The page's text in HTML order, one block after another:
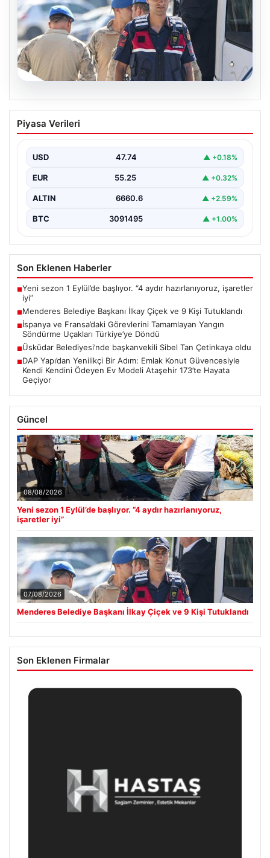
07.08.2026
Menderes Belediye Başkanı İlkay Çiçek
ve 9 Kişi Tutuklandı
Çiçek'in de aralarında bulunduğu isimlere yönelik
yürütülen kapsamlı…
Piyasa Verileri
USD 47.74 ▲ +0.18%
EUR 55.25 ▲ +0.32%
ALTIN 6660.6 ▲ +2.59%
BTC 3091495 ▲ +1.00%
Son Eklenen Haberler
■Yeni sezon 1 Eylül’de başlıyor. “4 aydır hazırlanıyoruz, işaretler
iyi”
■Menderes Belediye Başkanı İlkay Çiçek ve 9 Kişi Tutuklandı
■İspanya ve Fransa’daki Görevlerini Tamamlayan Yangın
Söndürme Uçakları Türkiye’ye Döndü
■Üsküdar Belediyesi’nde başkanvekili Sibel Tan Çetinkaya oldu
■DAP Yapı’dan Yenilikçi Bir Adım: Emlak Konut Güvencesiyle
Kendi Kendini Ödeyen Ev Modeli Ataşehir 173’te Hayata
Geçiyor
Güncel
08/08/2026
Yeni sezon 1 Eylül’de başlıyor. “4 aydır hazırlanıyoruz,
işaretler iyi”
07/08/2026
Menderes Belediye Başkanı İlkay Çiçek ve 9 Kişi Tutuklandı
Son Eklenen Firmalar